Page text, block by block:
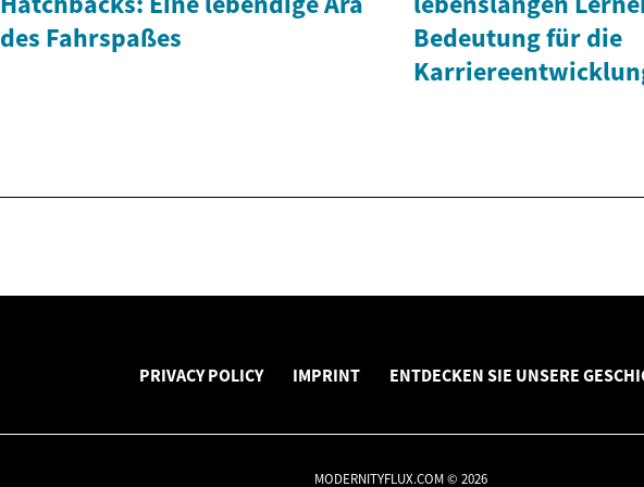
des Fahrspaßes
Bedeutung für die
PRIVACY POLICY IMPRINT ENTDECKEN SIE UNSERE
MODERNITYFLUX.COM © 2026